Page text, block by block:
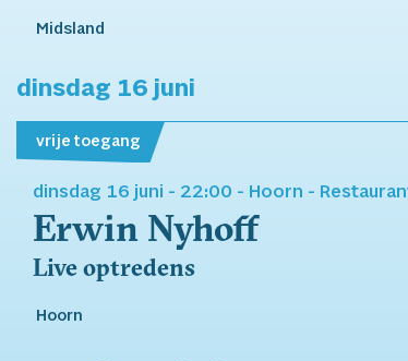
Midsland
dinsdag 16 juni
vrije toegang
dinsdag 16 juni - 22:00 - Hoorn -
Erwin Nyhoff
Live optredens
Hoorn